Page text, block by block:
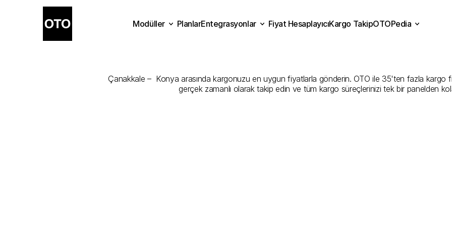
Çanakkale –  Konya arasında kargonuzu en uygun fiyatlarla gönderin. OTO ile 35'ten fazla kargo
gerçek zamanlı olarak takip edin ve tüm kargo süreçlerinizi tek bir panelden
Modüller
PlanlarEntegrasyonlar
Fiyat HesaplayıcıKargo TakipOTOPedia